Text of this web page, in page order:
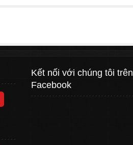
Kết nối với chúng tôi trên
Facebook